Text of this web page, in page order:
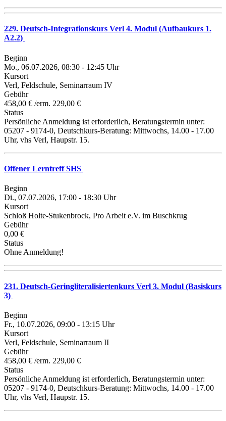
229. Deutsch-Integrationskurs Verl 4. Modul (Aufbaukurs 1.
A2.2)
Beginn
Mo., 06.07.2026, 08:30 - 12:45 Uhr
Kursort
Verl, Feldschule, Seminarraum IV
Gebühr
458,00 € /erm. 229,00 €
Status
Persönliche Anmeldung ist erforderlich, Beratungstermin unter:
05207 - 9174-0, Deutschkurs-Beratung: Mittwochs, 14.00 - 17.00
Uhr, vhs Verl, Haupstr. 15.
Offener Lerntreff SHS
Beginn
Di., 07.07.2026, 17:00 - 18:30 Uhr
Kursort
Schloß Holte-Stukenbrock, Pro Arbeit e.V. im Buschkrug
Gebühr
0,00 €
Status
Ohne Anmeldung!
231. Deutsch-Geringliteralisiertenkurs Verl 3. Modul (Basiskurs
3)
Beginn
Fr., 10.07.2026, 09:00 - 13:15 Uhr
Kursort
Verl, Feldschule, Seminarraum II
Gebühr
458,00 € /erm. 229,00 €
Status
Persönliche Anmeldung ist erforderlich, Beratungstermin unter:
05207 - 9174-0, Deutschkurs-Beratung: Mittwochs, 14.00 - 17.00
Uhr, vhs Verl, Haupstr. 15.